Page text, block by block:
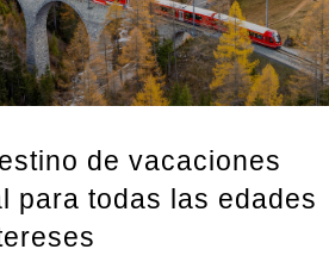
de vacaciones
para todas las edades